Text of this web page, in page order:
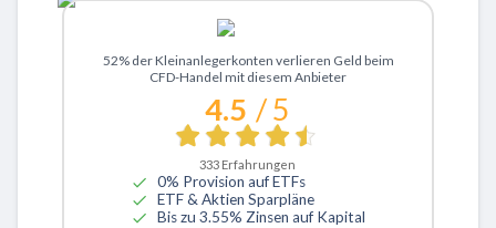
Zu eToro
52% der Kleinanlegerkonten verlieren Geld beim
CFD-Handel mit diesem Anbieter
4.5 / 5
333 Erfahrungen
0% Provision auf ETFs
ETF & Aktien Sparpläne
Bis zu 3.55% Zinsen auf Kapital